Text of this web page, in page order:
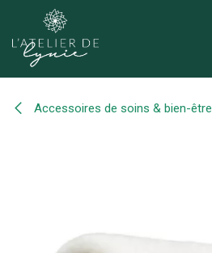
Se rendre au contenu
Accessoires de soins & bien-être